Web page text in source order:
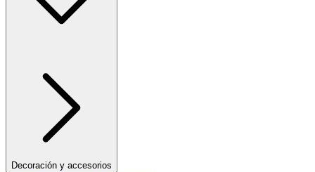
Decoración y accesorios